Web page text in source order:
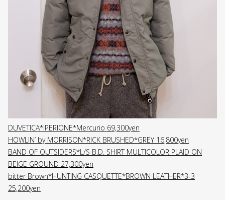
DUVETICA*IPERIONE*Mercurio 69,300yen
HOWLIN’ by MORRISON*RICK BRUSHED*GREY 16,800yen
BAND OF OUTSIDERS*L/S B.D. SHIRT MULTICOLOR PLAID ON
BEIGE GROUND 27,300yen
bitter Brown*HUNTING CASQUETTE*BROWN LEATHER*3-3
25,200yen